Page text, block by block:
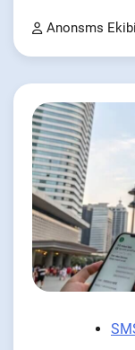
Anonsms Ekibi